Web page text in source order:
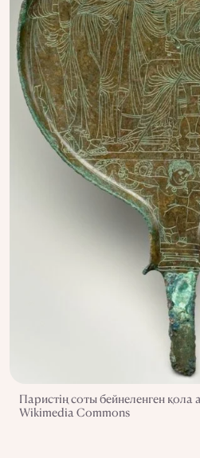
Париcтің соты бейнеленген қола
Wikimedia Commons